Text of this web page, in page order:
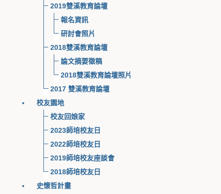
2019雙溪教育論壇
報名資訊
研討會照片
2018雙溪教育論壇
論文摘要徵稿
2018雙溪教育論壇照片
2017 雙溪教育論壇
校友園地
校友回娘家
2023師培校友日
2022師培校友日
2019師培校友座談會
2018師培校友日
史懷哲計畫